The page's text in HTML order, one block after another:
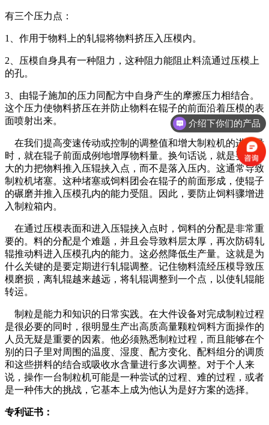
有三个压力点：
1、作用于物料上的轧辊将物料挤压入压模内。
2、压模自身具有一种阻力，这种阻力能阻止料流通过压模上
的孔。
3、由辊子施加的压力同配方中自身产生的摩擦压力相结合。
这个压力使物料挤压在并防止物料在辊子的前面沿着压模的表
面喷射出来。
在我们提高变速传动或控制的调整值和增大制粒机的进料量
时，就在辊子前面成例地增厚物料量。换句话说，就是要有较
大的力把物料推入压辊挟入点，而不是落入压内。这通常导致
制粒机堵塞。这种堵塞或饲料团会在辊子的前面形成，使辊子
的碾磨并推入压模孔内的能力受阻。因此，要防止饲料骤增进
入制粒箱内。
在通过压模表面和进入压辊挟入点时，饲料的分配是非常重
要的。料的分配是个难题，并且会导致料层太厚，再次防碍轧
辊推动料进入压模孔内的能力。这必然降低生产量。这就是为
什么关键的是要定期进行轧辊调整。记住物料流经压模导致压
模磨损，离轧辊越来越远，将轧辊调整到一个点，以使轧辊能
转运。
制粒是能力和知识的日常实践。在大件设备对完成制粒过程
是很必要的同时，很明显生产出高质高量颗粒饲料方面操作的
人员无疑是重要的因素。他必须熟悉制粒过程，而且能够在个
别的日子里对周围的温度、湿度、配方变化、配料组分的调质
和这些拼料的结合或吸收水含量进行多次调整。对于个人来
说，操作一台制粒机可能是一种尝试的过程、难的过程，或者
是一种伟大的挑战，它基本上成为他认为是好方案的选择。
专利证书：
介绍下你们的产品